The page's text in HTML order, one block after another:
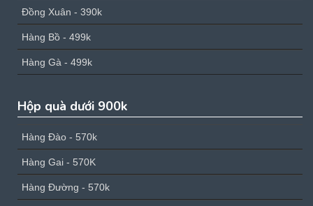
Đồng Xuân - 390k
Hàng Bồ - 499k
Hàng Gà - 499k
Hộp quà dưới 900k
Hàng Đào - 570k
Hàng Gai - 570K
Hàng Đường - 570k